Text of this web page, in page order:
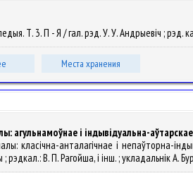
Т. 3. П - Я / гал. рэд. У. У. Андрыевіч ; рэд.
Места хранения
агульнамоўнае і індывідуальна-аўтарскае
класічна-анталагічнае і непаўторна-
В. П. Рагойша, і інш. ; укладальнік А.